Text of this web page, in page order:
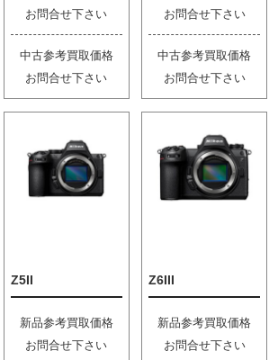
お問合せ下さい
中古参考買取価格
お問合せ下さい
お問合せ下さい
中古参考買取価格
お問合せ下さい
Z5II
新品参考買取価格
お問合せ下さい
Z6III
新品参考買取価格
お問合せ下さい